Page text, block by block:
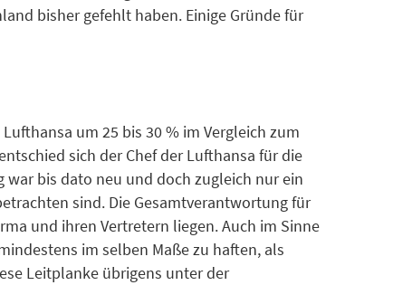
bisher gefehlt haben. Einige Gründe für
um 25 bis 30 % im Vergleich zum
sich der Chef der Lufthansa für die
bis dato neu und doch zugleich nur ein
sind. Die Gesamtverantwortung für
und ihren Vertretern liegen. Auch im Sinne
im selben Maße zu haften, als
Leitplanke übrigens unter der